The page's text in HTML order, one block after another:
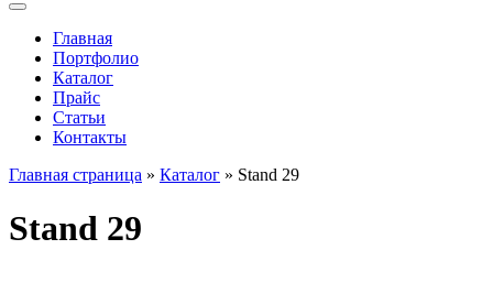
Главная
Портфолио
Каталог
Прайс
Статьи
Контакты
Главная страница » Каталог » Stand 29
Stand 29